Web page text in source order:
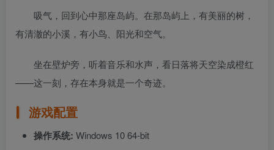
吸气，回到心中那座岛屿。在那岛屿上，有美丽的树，
有清澈的小溪，有小鸟、阳光和空气。
坐在壁炉旁，听着音乐和水声，看日落将天空染成橙红
——这一刻，存在本身就是一个奇迹。
游戏配置
操作系统: Windows 10 64-bit